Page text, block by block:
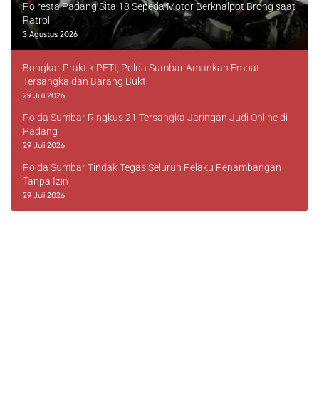
Polresta Padang Sita 18 Sepeda Motor Berknalpot Brong saat
Patroli
3 Agustus 2026
Bongkar Praktik PETI, Polda Sumbar Amankan Empat
Tersangka dan Barang Bukti
29 Juli 2026
Polda Sumbar Ringkus 21 Tersangka Jaringan Judi Online di
Padang
29 Juli 2026
Polda Sumbar Tindak Tegas Seluruh Pelaku Penambangan
Tanpa Izin
29 Juli 2026